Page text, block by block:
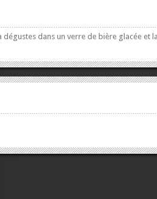
dégustes dans un verre de bière glacée et